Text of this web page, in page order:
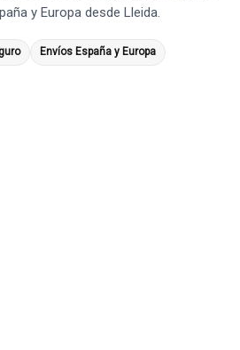
y Europa desde Lleida.
Envíos España y Europa